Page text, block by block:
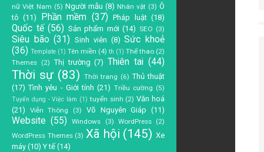
nữ Việt Nam (5) Người mẫu (8) Nhân vật (3) Ô
tô (11) Phần mềm (37) Pháp luật (18)
Quốc tế (56) Sản phẩm mới (14) SEO (3)
Siêu bão (31) Sinh viên (8) Sức khoẻ
(36) Template (1) Tên miền (4) th (1) Thể thao (2)
Themes (2) Thị trường (7) Thiên tai (44)
Thời sự (83) Thời trang (6) Thủ thuật
(17) Tình yêu - Giới tính (21) Triều cường (5)
Tuyển dụng - Việc làm (1) tuyển sinh (2) Văn hoá
(21)
Viễn Thông (3) Võ Nguyên Giáp (11)
Website (55) Windows (3) WordPress (2)
WordPress Themes (3) Xã hội (145) Xe
máy (10) Y tế (14)